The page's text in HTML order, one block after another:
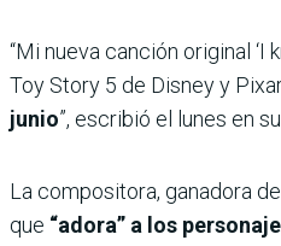
“Mi nueva canción original ‘I
Toy Story 5 de Disney y
junio”, escribió el lunes en
La compositora, ganadora
que “adora” a los